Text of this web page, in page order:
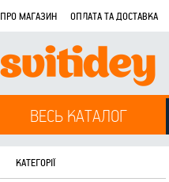
ПРО МАГАЗИН ОПЛАТА ТА ДОСТАВКА
ВЕСЬ КАТАЛОГ
КАТЕГОРІЇ